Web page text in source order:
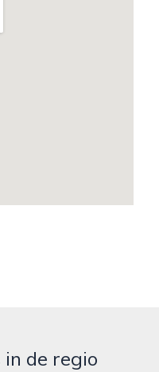
de regio